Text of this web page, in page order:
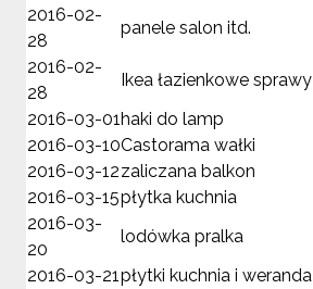
2016-02-
28
panele salon itd.
2016-02-
28
Ikea łazienkowe sprawy
2016-03-01haki do lamp
2016-03-10Castorama wałki
2016-03-12zaliczana balkon
2016-03-15płytka kuchnia
2016-03-
20
lodówka pralka
2016-03-21płytki kuchnia i weranda